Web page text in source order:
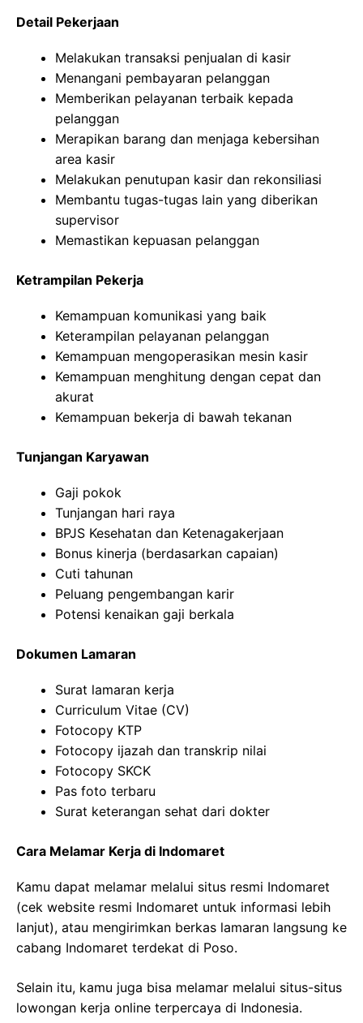
Detail Pekerjaan
Melakukan transaksi penjualan di kasir
Menangani pembayaran pelanggan
Memberikan pelayanan terbaik kepada
pelanggan
Merapikan barang dan menjaga kebersihan
area kasir
Melakukan penutupan kasir dan rekonsiliasi
Membantu tugas-tugas lain yang diberikan
supervisor
Memastikan kepuasan pelanggan
Ketrampilan Pekerja
Kemampuan komunikasi yang baik
Keterampilan pelayanan pelanggan
Kemampuan mengoperasikan mesin kasir
Kemampuan menghitung dengan cepat dan
akurat
Kemampuan bekerja di bawah tekanan
Tunjangan Karyawan
Gaji pokok
Tunjangan hari raya
BPJS Kesehatan dan Ketenagakerjaan
Bonus kinerja (berdasarkan capaian)
Cuti tahunan
Peluang pengembangan karir
Potensi kenaikan gaji berkala
Dokumen Lamaran
Surat lamaran kerja
Curriculum Vitae (CV)
Fotocopy KTP
Fotocopy ijazah dan transkrip nilai
Fotocopy SKCK
Pas foto terbaru
Surat keterangan sehat dari dokter
Cara Melamar Kerja di Indomaret
Kamu dapat melamar melalui situs resmi Indomaret
(cek website resmi Indomaret untuk informasi lebih
lanjut), atau mengirimkan berkas lamaran langsung ke
cabang Indomaret terdekat di Poso.
Selain itu, kamu juga bisa melamar melalui situs-situs
lowongan kerja online terpercaya di Indonesia.